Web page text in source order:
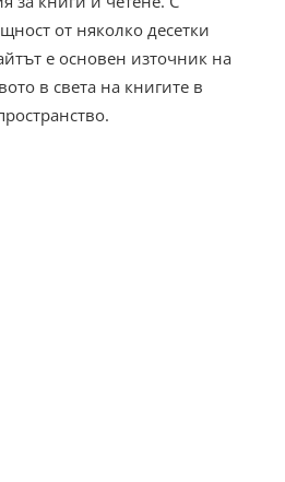
от няколко десетки
е основен източник на
в света на книгите в